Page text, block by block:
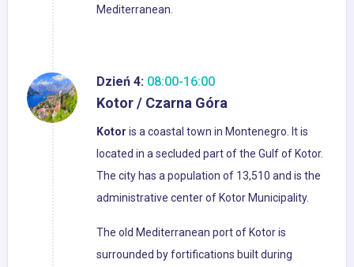
Mediterranean.
Dzień 4: 08:00-16:00
Kotor / Czarna Góra
Kotor is a coastal town in Montenegro. It is
located in a secluded part of the Gulf of Kotor.
The city has a population of 13,510 and is the
administrative center of Kotor Municipality.
The old Mediterranean port of Kotor is
surrounded by fortifications built during